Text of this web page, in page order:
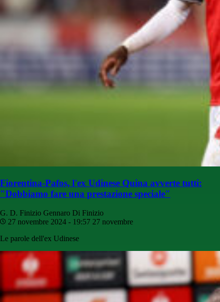
Fiorentina-Pafos, l'ex Udinese Quina avverte tutti:
"Dobbiamo fare una prestazione speciale"
G. D. Finizio Gennaro Di Finizio
27 novembre 2024 - 19:57 27 novembre
Le parole dell'ex Udinese